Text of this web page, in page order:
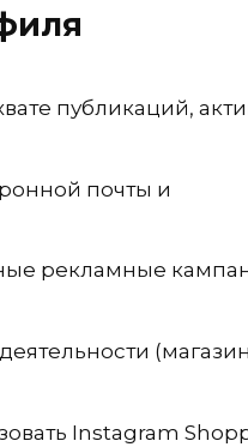
публикаций,
почты и
рекламные
Instagram